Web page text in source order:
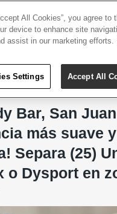
San Juan
Bar, San
más suave y
Separa (25)
o Dysport en
All Cookies”, you agree to
device to enhance site
assist in our marketing efforts.
Settings Accept All